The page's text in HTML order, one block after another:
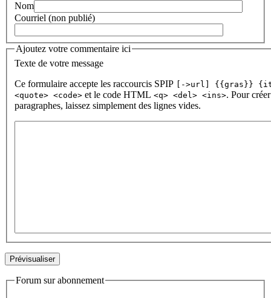
Nom
Courriel (non publié)
Ajoutez votre commentaire ici
Texte de votre message
Ce formulaire accepte les raccourcis SPIP [->url] {{gras}}
<quote> <code> et le code HTML <q> <del> <ins>. Pour
paragraphes, laissez simplement des lignes vides.
Forum sur abonnement